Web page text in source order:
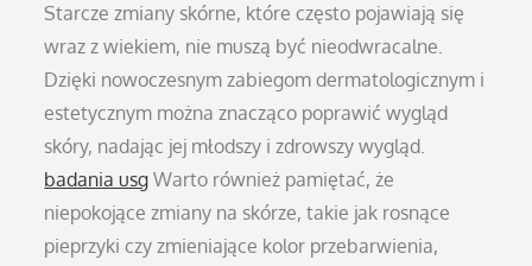
Starcze zmiany skórne, które często pojawiają się
wraz z wiekiem, nie muszą być nieodwracalne.
Dzięki nowoczesnym zabiegom dermatologicznym i
estetycznym można znacząco poprawić wygląd
skóry, nadając jej młodszy i zdrowszy wygląd.
badania usg Warto również pamiętać, że
niepokojące zmiany na skórze, takie jak rosnące
pieprzyki czy zmieniające kolor przebarwienia,